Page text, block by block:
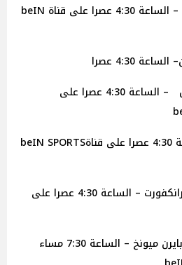
هوفنهايم X فولفسبورج – الساعة 4:30 عصرا على قناة beIN
فرايبورج X هولشتاين كيل – الساعة 4:30 عصرا على
ماينز 05 X بوخوم – الساعة 4:30 عصرا على قناةbeIN SPORTS
سانت باولي X آينتراخت فرانكفورت – الساعة 4:30 عصرا على
بوروسيا مونشنجلادباخ X بايرن ميونخ – الساعة 7:30 مساء